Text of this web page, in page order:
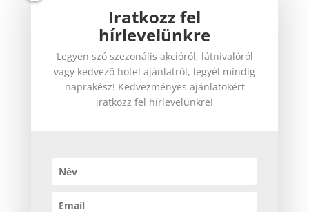
Al Ain kirándulás ebéddelIratkozz fel
hírlevelünkre
Legyen szó szezonális akcióról, látnivalóról
vagy kedvező hotel ajánlatról, legyél mindig
naprakész! Kedvezményes ajánlatokért
iratkozz fel hírlevelünkre!